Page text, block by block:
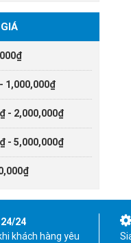
GIÁ
1,000,000₫
- 2,000,000₫
- 5,000,000₫
24/24
khách hàng yêu